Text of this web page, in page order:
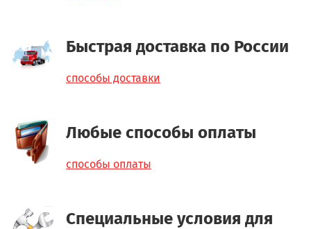
Быстрая доставка по России
способы доставки
Любые способы оплаты
способы оплаты
Специальные условия для